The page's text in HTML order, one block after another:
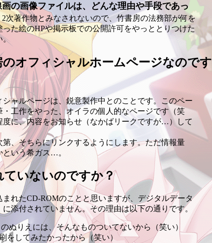
の画像ファイルは、どんな理由や手段であっ
次著作物とみなされないので、竹書房の法務部が何を
た絵のHPや掲示板での公開許可をやっととりつけた
。
オフィシャルホームページなのです
ャルページは、鋭意製作中とのことです。このペー
工作をやった、オイラの個人的なページです（笑
に、内容をお知らせ（なかばリークですが…）して
、そちらにリンクするようにします。ただ情報量
という希ガス…。
ていないのですか？
れたCD-ROMのことと思いますが、デジタルデータ
添付されていません。その理由は以下の通りです。
ぬりえには、そんなものついてないから（笑い）
をしてみたかったから（笑い）